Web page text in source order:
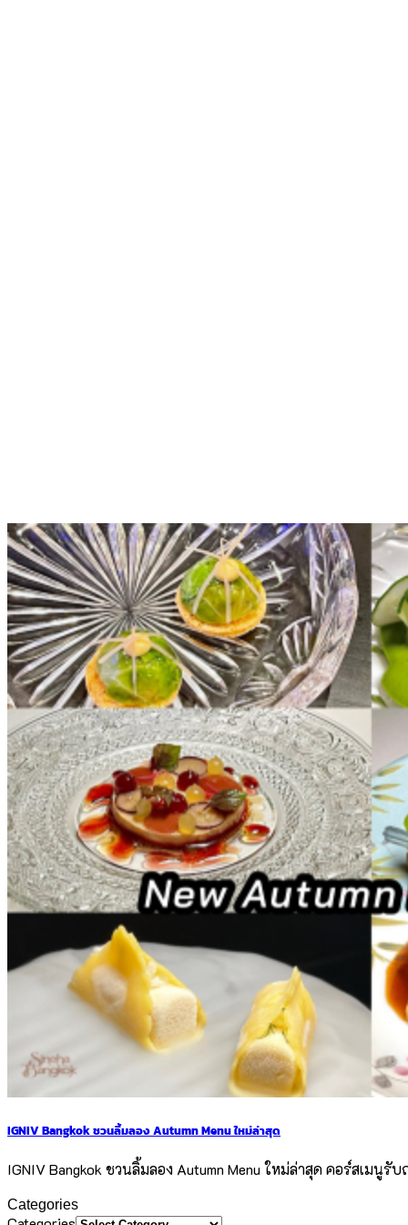
IGNIV Bangkok ชวนลิ้มลอง Autumn Menu ใหม่ล่าสุด
IGNIV Bangkok ชวนลิ้มลอง Autumn Menu ใหม่ล่าสุด คอร์สเมนู
Categories